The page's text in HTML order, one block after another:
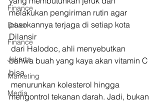
Finance
Driver
Finance
Jakarta
Marketing
Media
melakukan pengiriman rutin agar
pasokannya terjaga di setiap kota
Dilansir
bahwa buah yang kaya akan vitamin C
bisa
mengontrol tekanan darah. Jadi, bukan